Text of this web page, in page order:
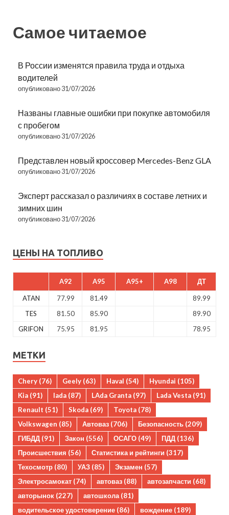
Самое читаемое
В России изменятся правила труда и отдыха
водителей
опубликовано 31/07/2026
Названы главные ошибки при покупке автомобиля
с пробегом
опубликовано 31/07/2026
Представлен новый кроссовер Mercedes-Benz GLA
опубликовано 31/07/2026
Эксперт рассказал о различиях в составе летних и
зимних шин
опубликовано 31/07/2026
ЦЕНЫ НА ТОПЛИВО
A92 A95 A95+ A98 ДТ
ATAN 77.99 81.49
89.99
TES
81.50 85.90
89.90
GRIFON
75.95 81.95 78.95
МЕТКИ
Chery (76) Geely (63) Haval (54) Hyundai (105)
Kia (91) lada (87) LAda Granta (97) Lada Vesta (91)
Renault (51) Skoda (69) Toyota (78)
Volkswagen (85) Автоваз (706) Безопасность (209)
ГИБДД (91) Закон (556) ОСАГО (49) ПДД (136)
Происшествия (56) Статистика и рейтинги (317)
Техосмотр (80) УАЗ (85) Экзамен (57)
Электросамокат (74) автоваз (88) автозапчасти (68)
авторынок (227) автошкола(81)
водительское удостоверение (86) вождение (189)